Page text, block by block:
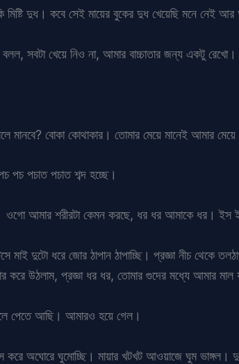
মিষ্টি দুধ। কবে সেই মায়ের বুকের দুধ খেয়েছি মনে নেই
বলল, সবটা খেয়ে নিও না, আমার বাচ্চাতার জন্য একটু রেখো।
মানবে? বোকা কোথাকার। তোমার মেয়ে মানেই আমার
পচ পচাত পচাত শব্দ হচ্ছে।
আমার শরীরটা কেমন করছে, ধর ধর আমাকে ধর। ইস
দুটো ধরে জোর ঠাপান ঠাপাচ্ছি। প্রজ্ঞা নীচ থেকে
করে উঠলাম, প্রজ্ঞা ধর ধর, তোমার গুদের মধ্যে আমার মাল
পেতে আছি। আমারও হয়ে গেল।
করে অঘোরে ঘুমোচ্ছি। মায়ার খটখট আওয়াজে ঘুম